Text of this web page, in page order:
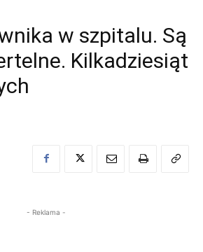
w szpitalu. Są
Kilkadziesiąt
- Reklama -